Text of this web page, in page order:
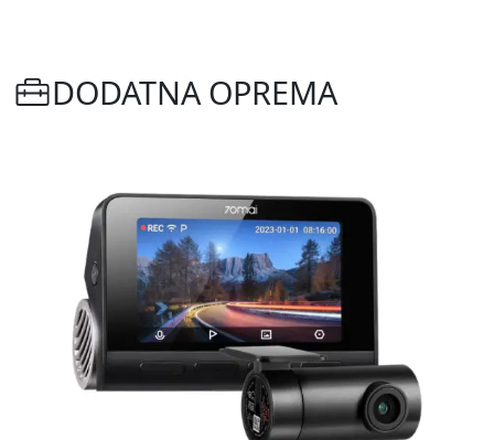
DODATNA OPREMA